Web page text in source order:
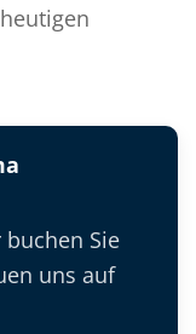
Sie
uns auf